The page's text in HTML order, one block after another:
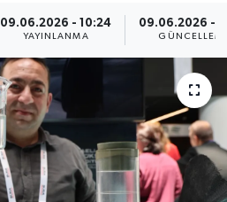
09.06.2026 - 10:24
YAYINLANMA
09.06.2026 -